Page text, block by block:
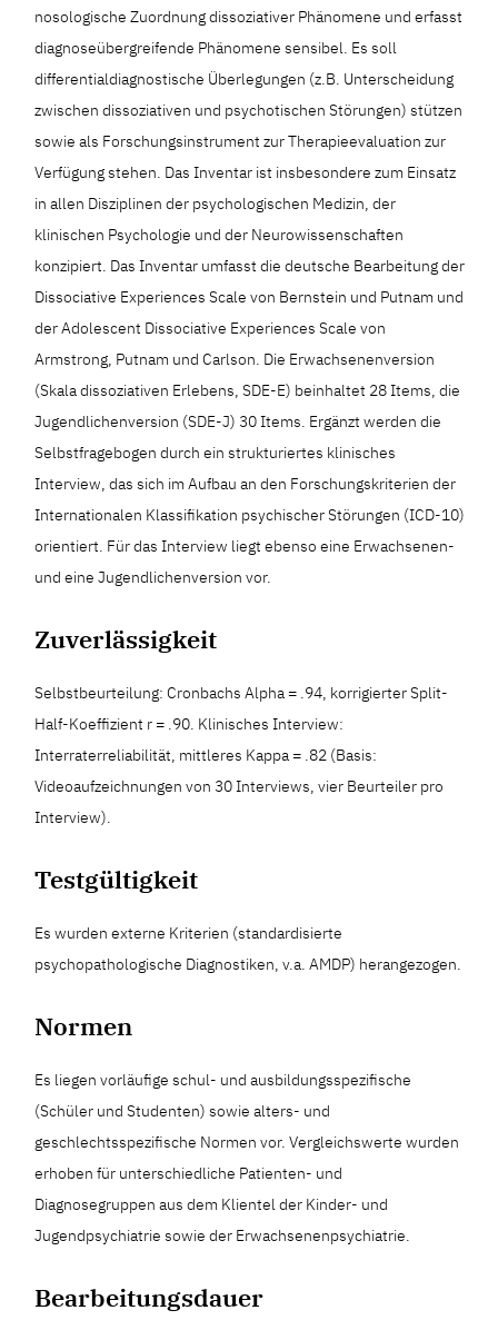
nosologische Zuordnung dissoziativer Phänomene und erfasst
diagnoseübergreifende Phänomene sensibel. Es soll
differentialdiagnostische Überlegungen (z.B. Unterscheidung
zwischen dissoziativen und psychotischen Störungen) stützen
sowie als Forschungsinstrument zur Therapieevaluation zur
Verfügung stehen. Das Inventar ist insbesondere zum Einsatz
in allen Disziplinen der psychologischen Medizin, der
klinischen Psychologie und der Neurowissenschaften
konzipiert. Das Inventar umfasst die deutsche Bearbeitung der
Dissociative Experiences Scale von Bernstein und Putnam und
der Adolescent Dissociative Experiences Scale von
Armstrong, Putnam und Carlson. Die Erwachsenenversion
(Skala dissoziativen Erlebens, SDE-E) beinhaltet 28 Items, die
Jugendlichenversion (SDE-J) 30 Items. Ergänzt werden die
Selbstfragebogen durch ein strukturiertes klinisches
Interview, das sich im Aufbau an den Forschungskriterien der
Internationalen Klassifikation psychischer Störungen (ICD-10)
orientiert. Für das Interview liegt ebenso eine Erwachsenen-
und eine Jugendlichenversion vor.
Zuverlässigkeit
Selbstbeurteilung: Cronbachs Alpha = .94, korrigierter Split-
Half-Koeffizient r = .90. Klinisches Interview:
Interraterreliabilität, mittleres Kappa = .82 (Basis:
Videoaufzeichnungen von 30 Interviews, vier Beurteiler pro
Interview).
Testgültigkeit
Es wurden externe Kriterien (standardisierte
psychopathologische Diagnostiken, v.a. AMDP) herangezogen.
Normen
Es liegen vorläufige schul- und ausbildungsspezifische
(Schüler und Studenten) sowie alters- und
geschlechtsspezifische Normen vor. Vergleichswerte wurden
erhoben für unterschiedliche Patienten- und
Diagnosegruppen aus dem Klientel der Kinder- und
Jugendpsychiatrie sowie der Erwachsenenpsychiatrie.
Bearbeitungsdauer